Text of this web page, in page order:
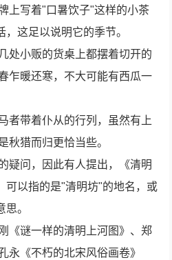
上写着"口暑饮子"这样的小茶
这足以说明它的季节。
处小贩的货桌上都摆着切开的
乍暖还寒，不大可能有西瓜一
者带着仆从的行列，虽然有上
秋猎而归更恰当些。
疑问，因此有人提出，《清明
可以指的是"清明坊"的地名，或
。
《谜一样的清明上河图》、郑
永《不朽的北宋风俗画卷》